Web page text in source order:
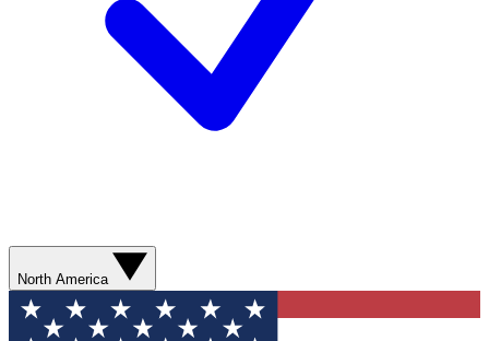
North America